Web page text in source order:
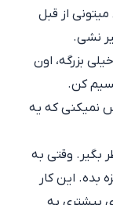
از قبل
نشی.
بزرگه، اون
کن.
نمیکنی که یه
بگیر. وقتی به
این کار